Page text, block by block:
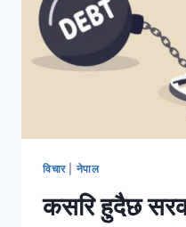
विचार| नेपाल
कसरि हुदैछ